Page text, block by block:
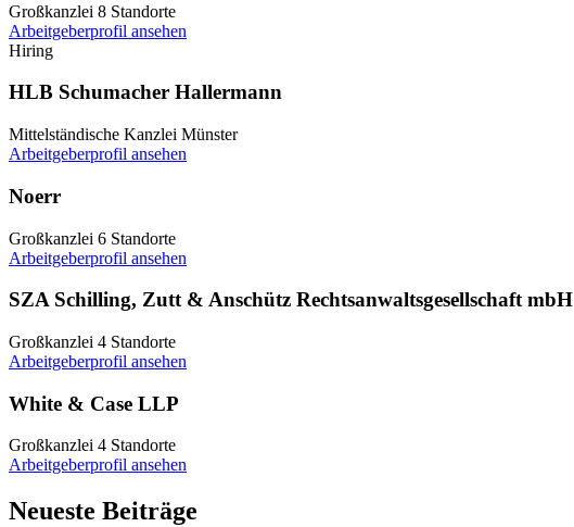
Großkanzlei 8 Standorte
Arbeitgeberprofil ansehen
Hiring
HLB Schumacher Hallermann
Mittelständische Kanzlei Münster
Arbeitgeberprofil ansehen
Noerr
Großkanzlei 6 Standorte
Arbeitgeberprofil ansehen
SZA Schilling, Zutt & Anschütz Rechtsanwaltsgesellschaft mbH
Großkanzlei 4 Standorte
Arbeitgeberprofil ansehen
White & Case LLP
Großkanzlei 4 Standorte
Arbeitgeberprofil ansehen
Neueste Beiträge